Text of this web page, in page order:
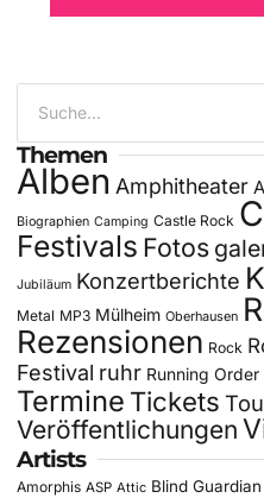
Themen
Alben Amphitheater
Biographien Camping Castle Rock
Festivals Fotos
Jubiläum Konzertberichte
Metal MP3 Mülheim Oberhausen
Rezensionen Rock
Festival ruhr Running Order
Termine Tickets
Veröffentlichungen
Artists
Amorphis ASP Attic Blind Guardian